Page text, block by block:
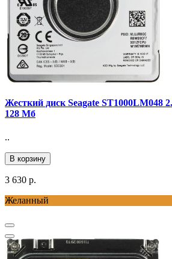
Жесткий диск Seagate ST1000LM048
128 Мб
..
В корзину
3 630 р.
Желанный